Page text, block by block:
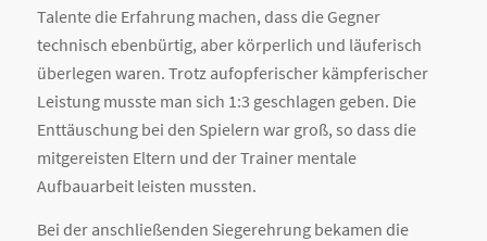
Talente die Erfahrung machen, dass die Gegner
technisch ebenbürtig, aber körperlich und läuferisch
überlegen waren. Trotz aufopferischer kämpferischer
Leistung musste man sich 1:3 geschlagen geben. Die
Enttäuschung bei den Spielern war groß, so dass die
mitgereisten Eltern und der Trainer mentale
Aufbauarbeit leisten mussten.
Bei der anschließenden Siegerehrung bekamen die